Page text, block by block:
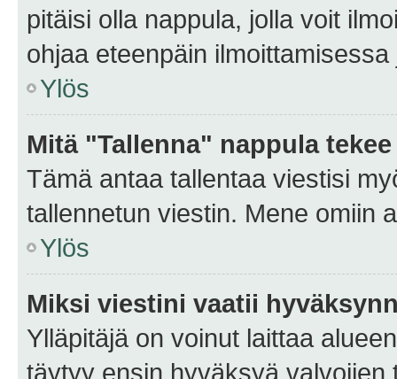
pitäisi olla nappula, jolla voit
ohjaa eteenpäin
Ylös
Mitä "Tallenna" nappula
Tämä antaa tallentaa viestisi
tallennetun viestin. Mene omiin
Ylös
Miksi viestini vaatii
Ylläpitäjä on voinut laittaa
täytyy ensin hyväksyä